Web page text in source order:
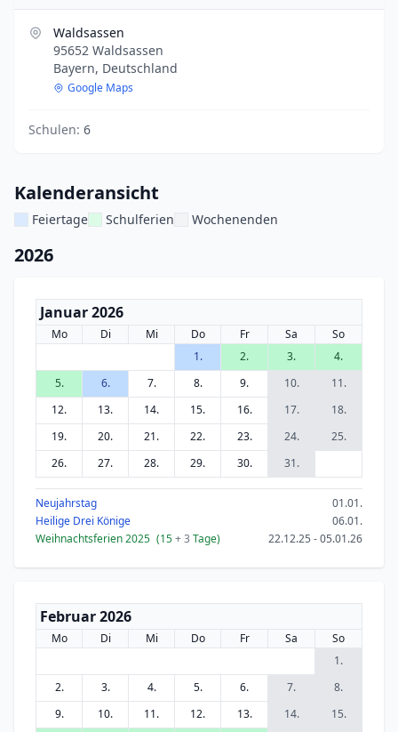
Waldsassen
95652 Waldsassen
Bayern, Deutschland
Google Maps
Schulen: 6
Kalenderansicht
Feiertage Schulferien Wochenenden
2026
Januar 2026
Mo Di Mi Do Fr Sa
So
1.
2. 3.
4.
5.
6. 7. 8. 9. 10.
11.
12.
13. 14. 15. 16. 17.
18.
19.
20. 21. 22. 23. 24.
25.
26.
27. 28. 29. 30. 31.
Neujahrstag
01.01.
Heilige Drei Könige
06.01.
Weihnachtsferien 2025 (15+ 3 Tage) 22.12.25 - 05.01.26
Februar 2026
Mo Di Mi Do Fr Sa
So
1.
2.
3. 4. 5. 6. 7.
8.
9.
10. 11. 12. 13. 14.
15.